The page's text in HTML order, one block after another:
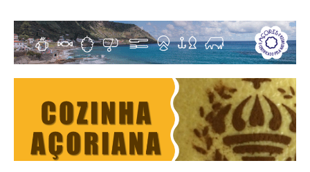
content
Cultura Gastronómica dos Açores